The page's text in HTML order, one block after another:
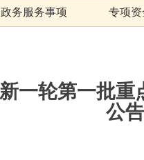
政务服务事项 专项
一轮第一批
公